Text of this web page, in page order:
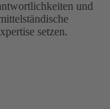
und
setzen.